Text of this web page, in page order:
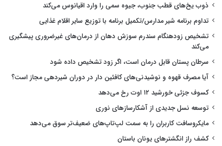
ذوب یخ‌های قطب جنوب، جیوه سمی را وارد اقیانوس می‌کند
تداوم برنامه شیر مدارس/تکمیل برنامه با توزیع سایر اقلام غذایی
تشخیص زودهنگام سندرم سوزش دهان از درمان‌های غیرضروری پیشگیری
می‌کند
سرطان پستان قابل درمان است، اگر زود تشخیص داده شود
آیا مصرف قهوه و نوشیدنی‌های کافئین دار در دوران شیردهی مجاز است؟
کسوف جزئی خورشید ۱۲ اوت رخ می‌دهد
توسعه نسل جدیدی از آشکارسازهای نوری
مایکروسافت کاربران را به سمت لپ‌تاپ‌های ضعیف‌تر سوق می‌دهد
کشف راز انگشترهای یونان باستان